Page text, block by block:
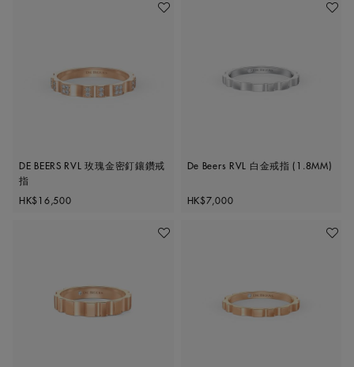
加入喜愛清單
DE BEERS RVL 玫瑰金密釘鑲鑽戒
指
Original price
HK$16,500
加入喜
De Beers RVL 白金戒指 (1.8MM)
Original price
HK$7,000
加入喜愛清單 加入喜